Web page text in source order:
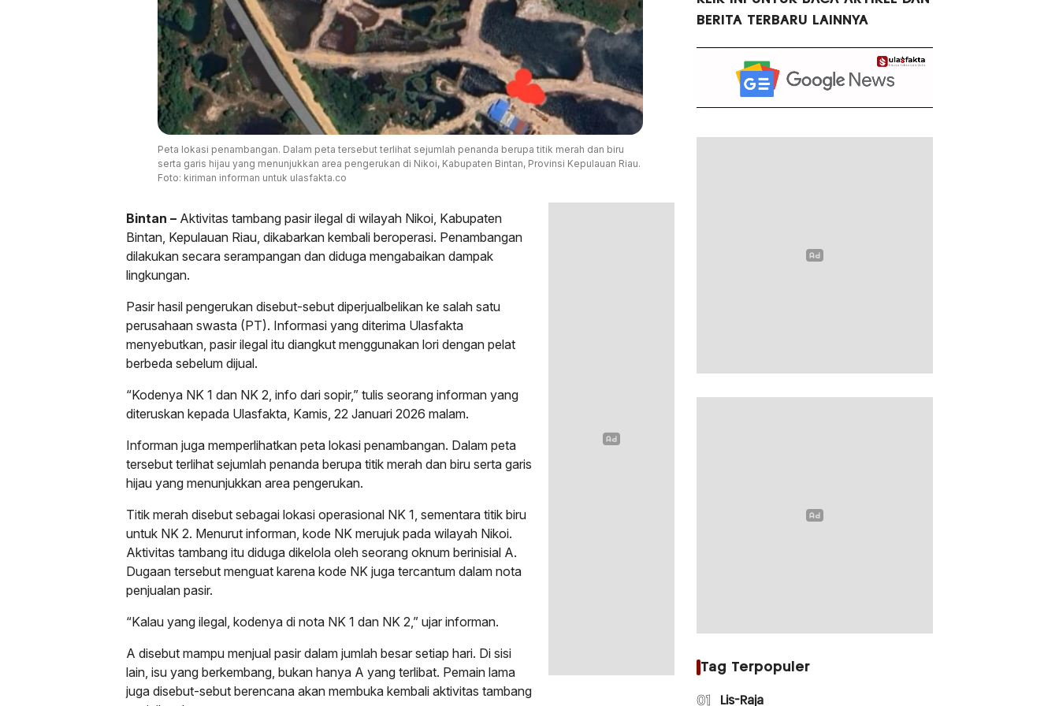
Peta lokasi penambangan. Dalam peta tersebut terlihat sejumlah penanda berupa titik merah dan biru
serta garis hijau yang menunjukkan area pengerukan di Nikoi, Kabupaten Bintan, Provinsi Kepulauan Riau.
Foto: kiriman informan untuk ulasfakta.co
Bintan – Aktivitas tambang pasir ilegal di wilayah Nikoi, Kabupaten
Bintan, Kepulauan Riau, dikabarkan kembali beroperasi. Penambangan
dilakukan secara serampangan dan diduga mengabaikan dampak
lingkungan.
Pasir hasil pengerukan disebut-sebut diperjualbelikan ke salah satu
perusahaan swasta (PT). Informasi yang diterima Ulasfakta
menyebutkan, pasir ilegal itu diangkut menggunakan lori dengan pelat
berbeda sebelum dijual.
“Kodenya NK 1 dan NK 2, info dari sopir,” tulis seorang informan yang
diteruskan kepada Ulasfakta, Kamis, 22 Januari 2026 malam.
Informan juga memperlihatkan peta lokasi penambangan. Dalam peta
tersebut terlihat sejumlah penanda berupa titik merah dan biru serta garis
hijau yang menunjukkan area pengerukan.
Titik merah disebut sebagai lokasi operasional NK 1, sementara titik biru
untuk NK 2. Menurut informan, kode NK merujuk pada wilayah Nikoi.
Aktivitas tambang itu diduga dikelola oleh seorang oknum berinisial A.
Dugaan tersebut menguat karena kode NK juga tercantum dalam nota
penjualan pasir.
“Kalau yang ilegal, kodenya di nota NK 1 dan NK 2,” ujar informan.
A disebut mampu menjual pasir dalam jumlah besar setiap hari. Di sisi
lain, isu yang berkembang, bukan hanya A yang terlibat. Pemain lama
juga disebut-sebut berencana akan membuka kembali aktivitas tambang
BERITA TERBARU LAINNYA
Tag Terpopuler
01 Lis-Raja